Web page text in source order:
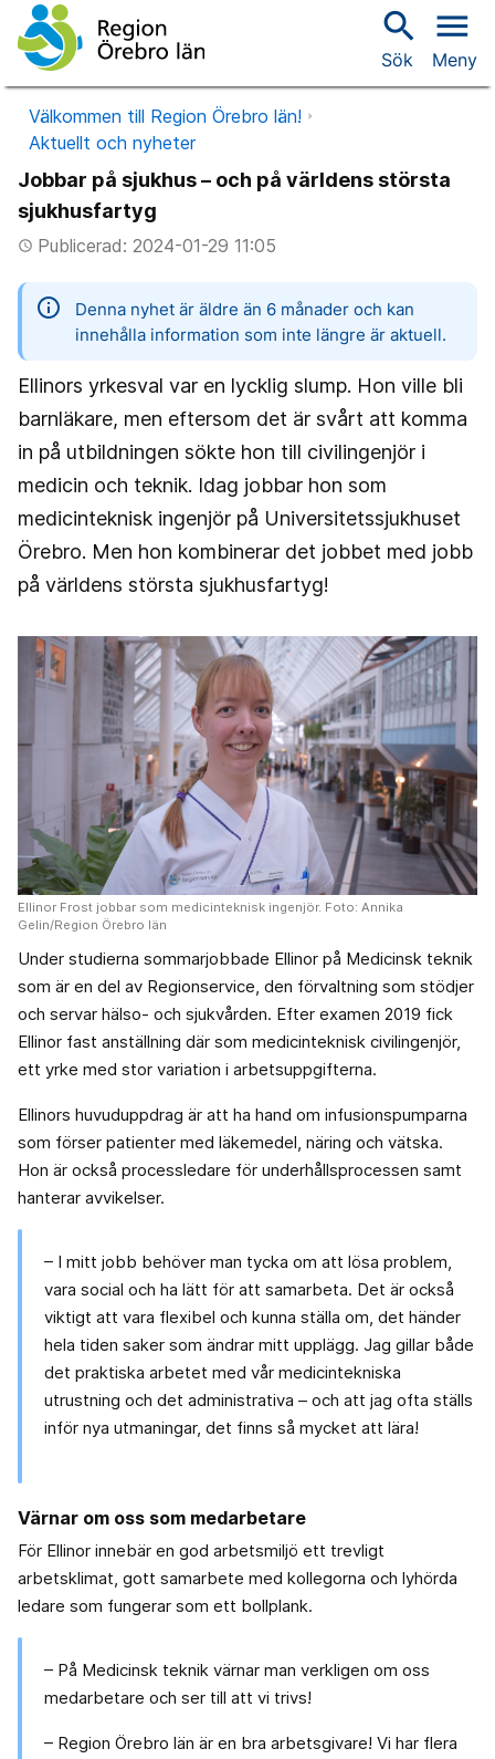
search
Sök
menu
Meny
Välkommen till Region Örebro län!
Aktuellt och nyheter
Jobbar på sjukhus – och på världens största
sjukhusfartyg
access_timePublicerad: 2024-01-29 11:05
information
Denna nyhet är äldre än 6 månader och kan
innehålla information som inte längre är aktuell.
Ellinors yrkesval var en lycklig slump. Hon ville bli
barnläkare, men eftersom det är svårt att komma
in på utbildningen sökte hon till civilingenjör i
medicin och teknik. Idag jobbar hon som
medicinteknisk ingenjör på Universitetssjukhuset
Örebro. Men hon kombinerar det jobbet med jobb
på världens största sjukhusfartyg!
Ellinor Frost jobbar som medicinteknisk ingenjör. Foto: Annika
Gelin/Region Örebro län
Under studierna sommarjobbade Ellinor på Medicinsk teknik
som är en del av Regionservice, den förvaltning som stödjer
och servar hälso- och sjukvården. Efter examen 2019 fick
Ellinor fast anställning där som medicinteknisk civilingenjör,
ett yrke med stor variation i arbetsuppgifterna.
Ellinors huvuduppdrag är att ha hand om infusionspumparna
som förser patienter med läkemedel, näring och vätska.
Hon är också processledare för underhållsprocessen samt
hanterar avvikelser.
– I mitt jobb behöver man tycka om att lösa problem,
vara social och ha lätt för att samarbeta. Det är också
viktigt att vara flexibel och kunna ställa om, det händer
hela tiden saker som ändrar mitt upplägg. Jag gillar både
det praktiska arbetet med vår medicintekniska
utrustning och det administrativa – och att jag ofta ställs
inför nya utmaningar, det finns så mycket att lära!
Värnar om oss som medarbetare
För Ellinor innebär en god arbetsmiljö ett trevligt
arbetsklimat, gott samarbete med kollegorna och lyhörda
ledare som fungerar som ett bollplank.
– På Medicinsk teknik värnar man verkligen om oss
medarbetare och ser till att vi trivs!
– Region Örebro län är en bra arbetsgivare! Vi har flera